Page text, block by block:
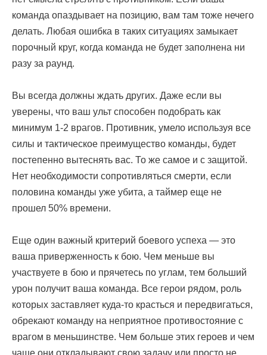
команда опаздывает на позицию, вам там тоже нечего
делать. Любая ошибка в таких ситуациях замыкает
порочный круг, когда команда не будет заполнена ни
разу за раунд.
Вы всегда должны ждать других. Даже если вы
уверены, что ваш ульт способен подобрать как
минимум 1-2 врагов. Противник, умело используя все
силы и тактическое преимущество команды, будет
постепенно вытеснять вас. То же самое и с защитой.
Нет необходимости сопротивляться смерти, если
половина команды уже убита, а таймер еще не
прошел 50% времени.
Еще один важный критерий боевого успеха — это
ваша приверженность к бою. Чем меньше вы
участвуете в бою и прячетесь по углам, тем больший
урон получит ваша команда. Все герои рядом, роль
которых заставляет куда-то красться и передвигаться,
обрекают команду на неприятное противостояние с
врагом в меньшинстве. Чем больше этих героев и чем